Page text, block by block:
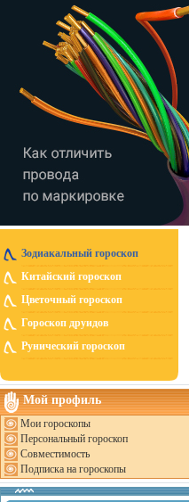
Зодиакальный гороскоп
Китайский гороскоп
Цветочный гороскоп
Гороскоп друидов
Рунический гороскоп
Мой профиль
Мои гороскопы
Персональный гороскоп
Совместимость
Подписка на гороскопы